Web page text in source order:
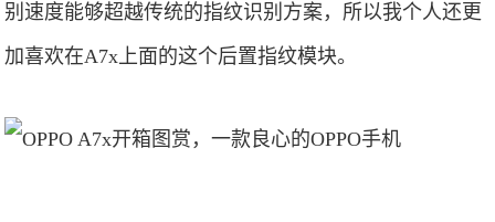
别速度能够超越传统的指纹识别方案，所以我个人还更
加喜欢在A7x上面的这个后置指纹模块。